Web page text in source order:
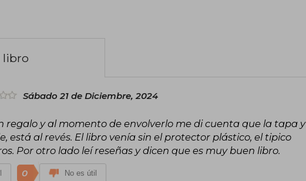
libro
Sábado 21 de Diciembre, 2024
regalo y al momento de envolverlo me di cuenta que la tapa y
está al revés. El libro venía sin el protector plástico, el tipico
Por otro lado leí reseñas y dicen que es muy buen libro.
0 No es útil